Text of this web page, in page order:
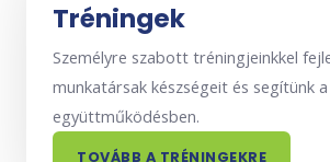
Tréningek
Személyre szabott tréningjeinkkel
munkatársak készségeit és segítünk
együttműködésben.
TOVÁBB A TRÉNINGEKRE